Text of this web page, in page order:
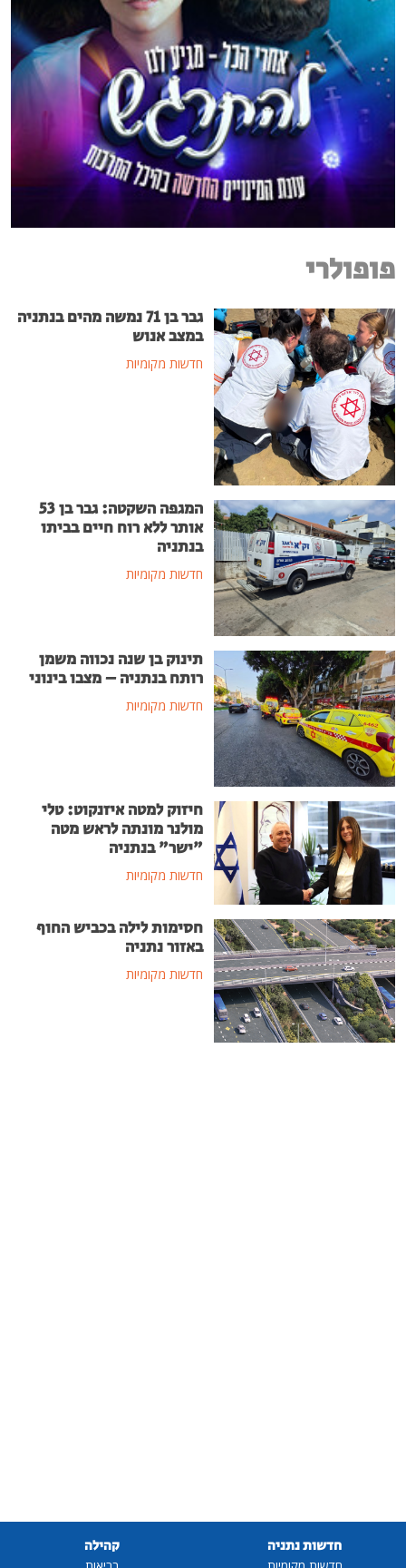
פופולרי
גבר בן 71 נמשה מהים בנתניה
במצב אנוש
חדשות מקומיות
המגפה השקטה: גבר בן 53
אותר ללא רוח חיים בביתו
בנתניה
חדשות מקומיות
תינוק בן שנה נכווה משמן
רותח בנתניה – מצבו בינוני
חדשות מקומיות
חיזוק למטה איזנקוט: טלי
מולנר מונתה לראש מטה
"ישר" בנתניה
חדשות מקומיות
חסימות לילה בכביש החוף
באזור נתניה
חדשות מקומיות
חדשות נתניה קהילה